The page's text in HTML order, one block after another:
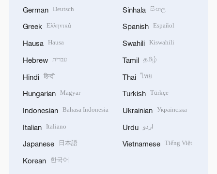
German Deutsch
Greek Ελληνικά
Hausa Hausa
Hebrew עברית
Hindi हिन्दी
Hungarian Magyar
Indonesian Bahasa Indonesia
Italian Italiano
Japanese 日本語
Korean 한국어
Sinhala සිංහල
Spanish Español
Swahili Kiswahili
Tamil தமிழ்
Thai ไทย
Turkish Türkçe
Ukrainian Українська
Urdu اردو
Vietnamese Tiếng Việt